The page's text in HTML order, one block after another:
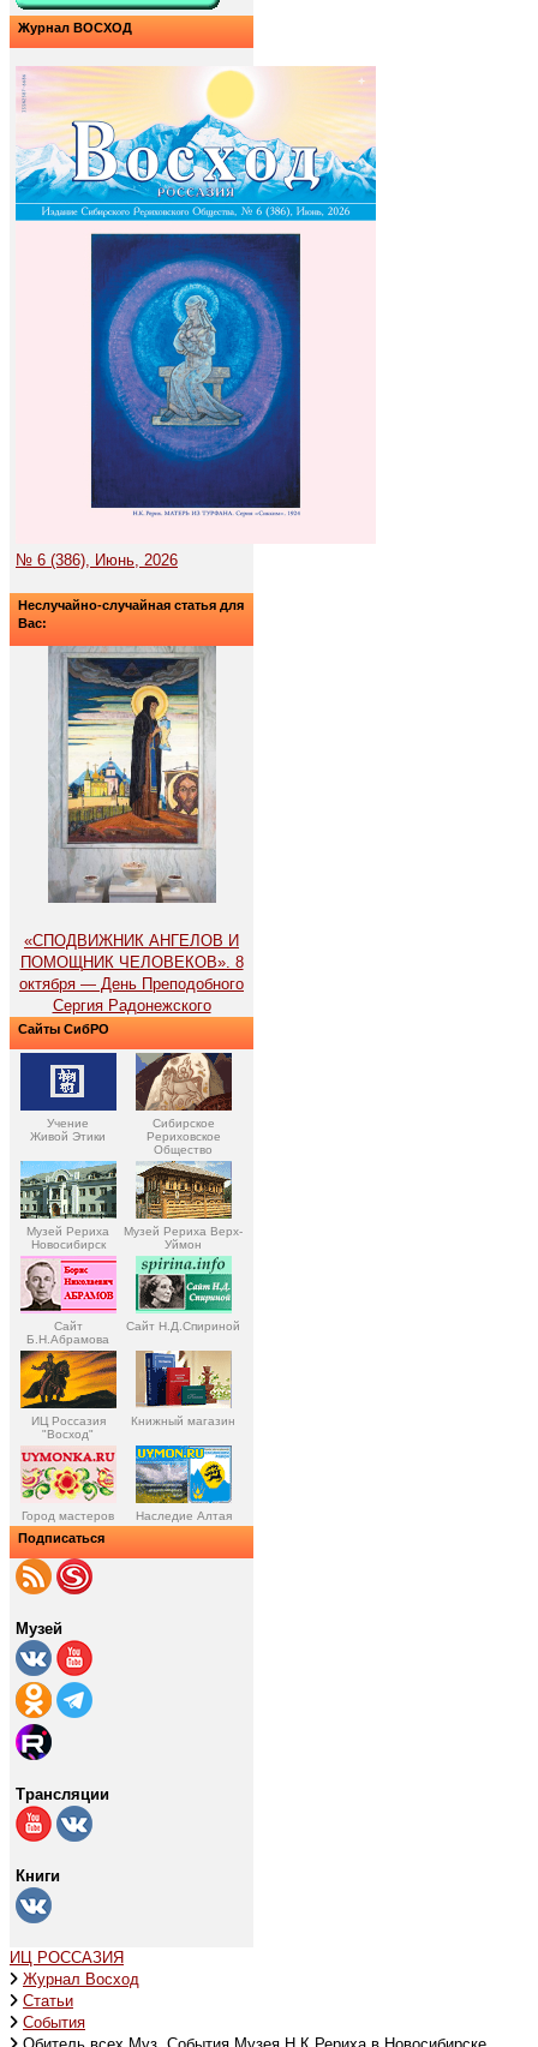
Журнал ВОСХОД
№ 6 (386), Июнь, 2026
Неслучайно-случайная статья для
Вас:
«СПОДВИЖНИК АНГЕЛОВ И
ПОМОЩНИК ЧЕЛОВЕКОВ». 8
октября — День Преподобного
Сергия Радонежского
Сайты СибРО
Учение
Живой Этики
Сибирское
Рериховское
Общество
Музей Рериха
Новосибирск
Музей Рериха Верх-
Уймон
Сайт
Б.Н.Абрамова
Сайт Н.Д.Спириной
ИЦ Россазия
"Восход"
Книжный магазин
Город мастеров Наследие Алтая
Подписаться
Музей
Трансляции
Книги
ИЦ РОССАЗИЯ
Журнал Восход
Статьи
События